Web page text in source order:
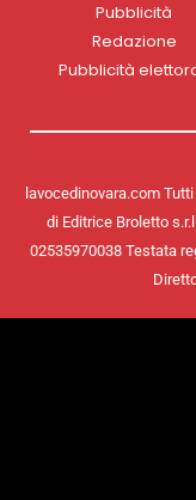
Pubblicità
Redazione
Pubblicità
lavocedinovara.com
di Editrice Broletto
02535970038 Testata